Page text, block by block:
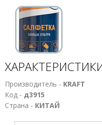
Производитель - KRAFT
Код - д3915
Страна - КИТАЙ